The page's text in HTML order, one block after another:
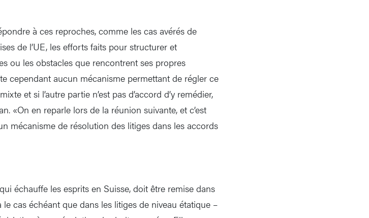
à ces reproches, comme les cas avérés de
de l’UE, les efforts faits pour structurer et
ou les obstacles que rencontrent ses propres
cependant aucun mécanisme permettant de régler ce
et si l’autre partie n’est pas d’accord d’y remédier,
«On en reparle lors de la réunion suivante, et c’est
mécanisme de résolution des litiges dans les accords
échauffe les esprits en Suisse, doit être remise dans
cas échéant que dans les litiges de niveau étatique –